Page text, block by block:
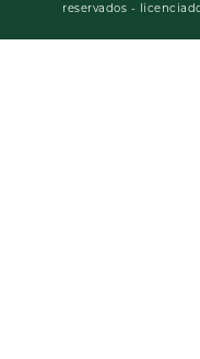
reservados -